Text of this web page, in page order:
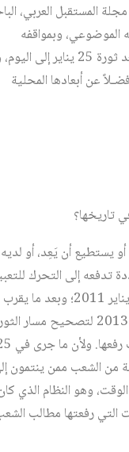
المستقبل العربي،
الموضوعي، وبمواقفه
الصريحة، وبحرصه على مستقبل مصر، في حوار موسّع يقدم فيه قراءة لتطور الأحداث في مصر، وبخاصة
عن أبعادها المحلية
طرف يملك أو يستطيع أن يَعِد، أو
تدفعه إلى التحرك
عن احتجاجه على السياسات المتبعة في عهد مبارك، وهو ما أدى إلى اندلاع ثورة كبرى في 25 كانون الثاني/
عامين ونصف العام على هذه الثورة تراكمت أسباب أخرى دفعته إلى النزول إلى الشارع في 30 حزيران/يونيو 2013
التي أدرك أنها تعرضت للاختطاف. وفي كلتا الحالتين كانت
من الشعب ممن ينتمون
وهو النظام الذي
التي رفعتها مطالب